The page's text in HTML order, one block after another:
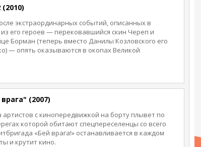
экстраординарных событий, описанных в
его героев — перековавшийся скин Череп и
Борман (теперь вместо Данилы Козловского его
— опять оказываются в окопах Великой
местными. После случайного взрыва ржавой
двух киевлян в камуфляже и вышиванках,
За время своего пребывания в эпицентре советской
из будущего 2» успевают немного: проехаться
встретить старую любовь Бормана (санитарка
и стать свидетелями тотального уничтожения
позиции.
(2007)
с кинопередвижкой на борту плывет по
которой обитают спецпереселенцы со всего
«Бей врага!» останавливается в каждом
и крутит кино.